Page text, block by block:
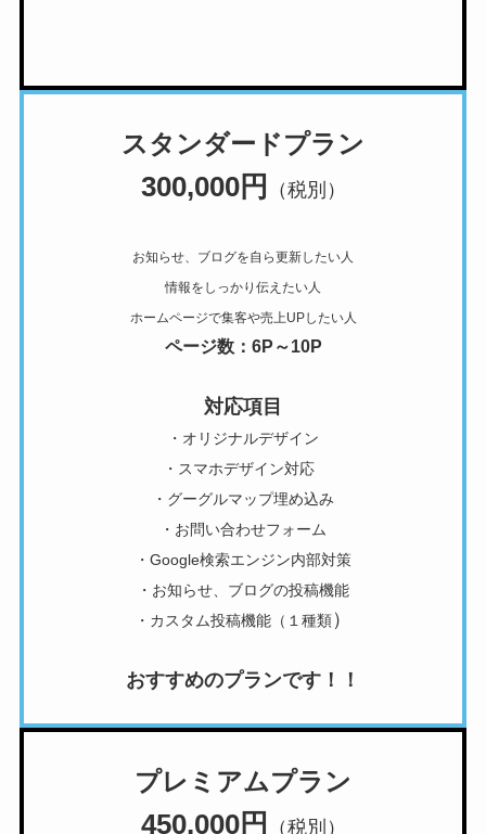
スタンダードプラン
300,000円 （税別）
お知らせ、ブログを自ら更新したい人
情報をしっかり伝えたい人
ホームページで集客や売上UPしたい人
ページ数：6P～10P
対応項目
・オリジナルデザイン
・スマホデザイン対応
・グーグルマップ埋め込み
・お問い合わせフォーム
・Google検索エンジン内部対策
・お知らせ、ブログの投稿機能
・カスタム投稿機能（１種類）
おすすめのプランです！！
プレミアムプラン
450,000円 （税別）